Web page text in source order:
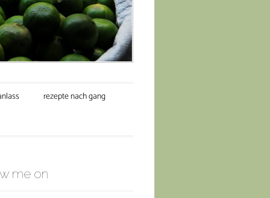
rezepte nach gang
me on